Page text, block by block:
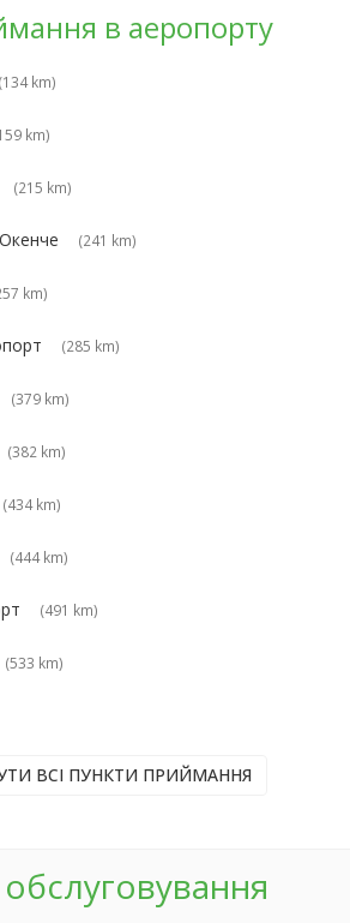
в аеропорту
(134 km)
km)
(215 km)
(241 km)
km)
(285 km)
(379 km)
(382 km)
(434 km)
(444 km)
(491 km)
(533 km)
ВСІ ПУНКТИ ПРИЙМАННЯ